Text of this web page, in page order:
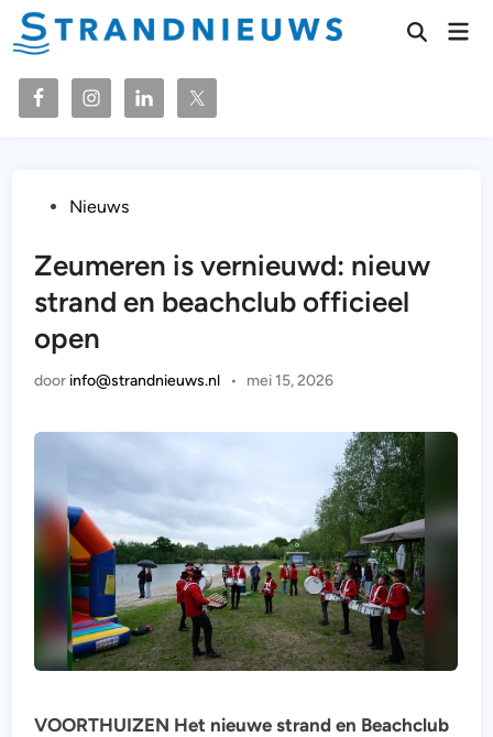
naar
inhoud
Zoeken
Geplaatst
Nieuws
Zeumeren is vernieuwd: nieuw
strand en beachclub officieel
open
door info@strandnieuws.nl • mei 15, 2026
VOORTHUIZEN Het nieuwe strand en Beachclub